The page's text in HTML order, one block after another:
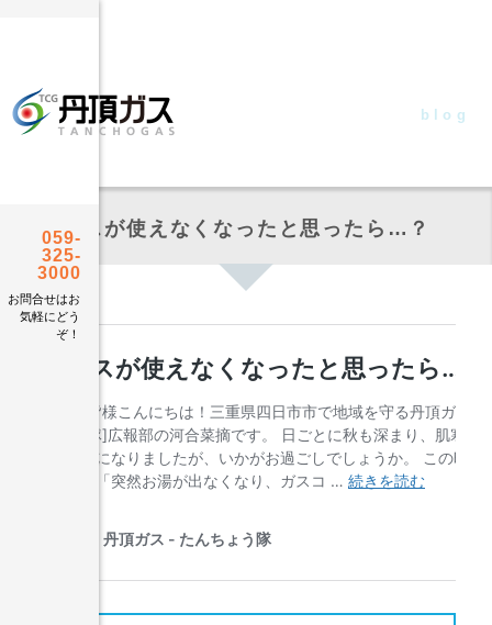
059-
325-
3000
お問合せはお
気軽にどう
ぞ！
blog
ガスが使えなくなったと思ったら…？